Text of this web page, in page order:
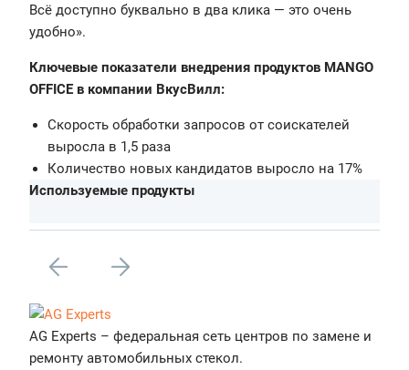
Всё доступно буквально в два клика — это очень
удобно».
Ключевые показатели внедрения продуктов MANGO
OFFICE в компании ВкусВилл:
Скорость обработки запросов от соискателей
выросла в 1,5 раза
Количество новых кандидатов выросло на 17%
Используемые продукты
AG Experts – федеральная сеть центров по замене и
ремонту автомобильных стекол.